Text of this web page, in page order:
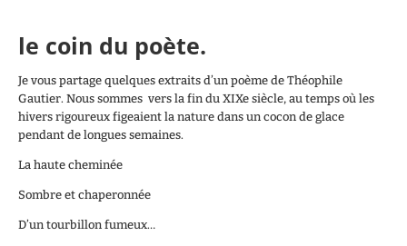
le coin du poète.
Je vous partage quelques extraits d’un poème de Théophile
Gautier. Nous sommes vers la fin du XIXe siècle, au temps où les
hivers rigoureux figeaient la nature dans un cocon de glace
pendant de longues semaines.
La haute cheminée
Sombre et chaperonnée
D’un tourbillon fumeux…